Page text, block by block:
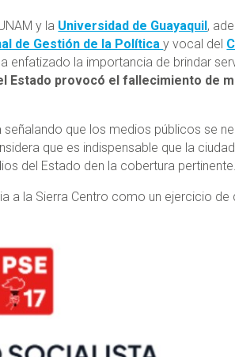
y la Universidad de Guayaquil,
de Gestión de la Políticay vocal del
enfatizado la importancia de brindar
Estado provocó el fallecimiento de
señalando que los medios públicos se
que es indispensable que la
del Estado den la cobertura pertinente.
a la Sierra Centro como un ejercicio de